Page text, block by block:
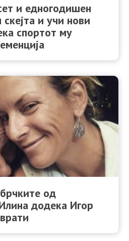
и едногодишен
скејта и учи нови
спортот му
од
додека Игор